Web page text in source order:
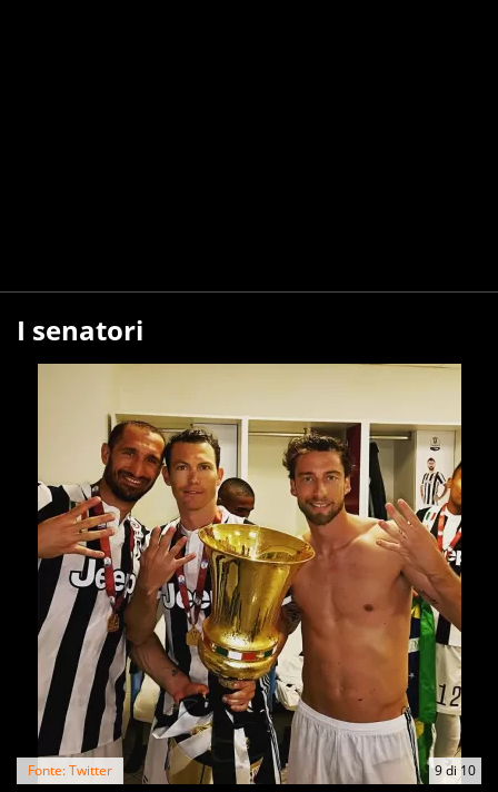
I senatori
9di 10
Fonte: Twitter